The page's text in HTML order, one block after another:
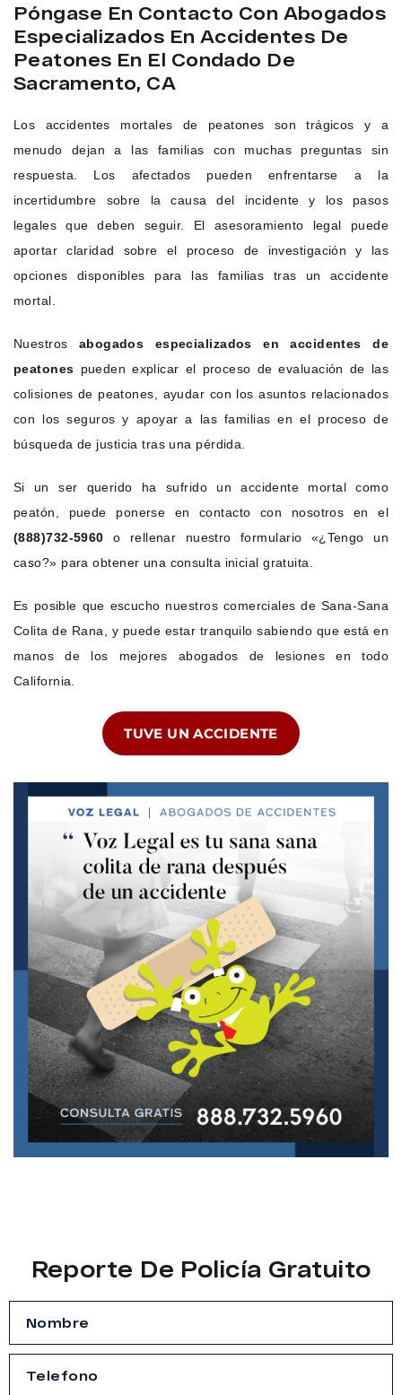
Póngase En Contacto Con Abogados
Especializados En Accidentes De
Peatones En El Condado De
Sacramento, CA
Los accidentes mortales de peatones son trágicos y a
menudo dejan a las familias con muchas preguntas sin
respuesta. Los afectados pueden enfrentarse a la
incertidumbre sobre la causa del incidente y los pasos
legales que deben seguir. El asesoramiento legal puede
aportar claridad sobre el proceso de investigación y las
opciones disponibles para las familias tras un accidente
mortal.
Nuestros abogados especializados en accidentes de
peatones pueden explicar el proceso de evaluación de las
colisiones de peatones, ayudar con los asuntos relacionados
con los seguros y apoyar a las familias en el proceso de
búsqueda de justicia tras una pérdida.
Si un ser querido ha sufrido un accidente mortal como
peatón, puede ponerse en contacto con nosotros en el
(888)732-5960 o rellenar nuestro formulario «¿Tengo un
caso?» para obtener una consulta inicial gratuita.
Es posible que escucho nuestros comerciales de Sana-Sana
Colita de Rana, y puede estar tranquilo sabiendo que está en
manos de los mejores abogados de lesiones en todo
California.
TUVE UN ACCIDENTE
Reporte De Policía Gratuito